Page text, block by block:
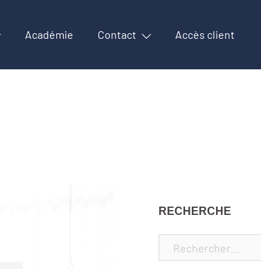
Académie Contact Accès client
RECHERCHE